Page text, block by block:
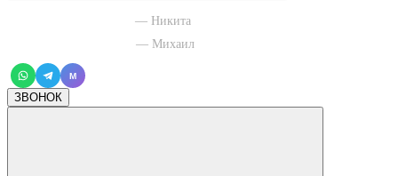
— Никита
— Михаил
M
ЗВОНОК